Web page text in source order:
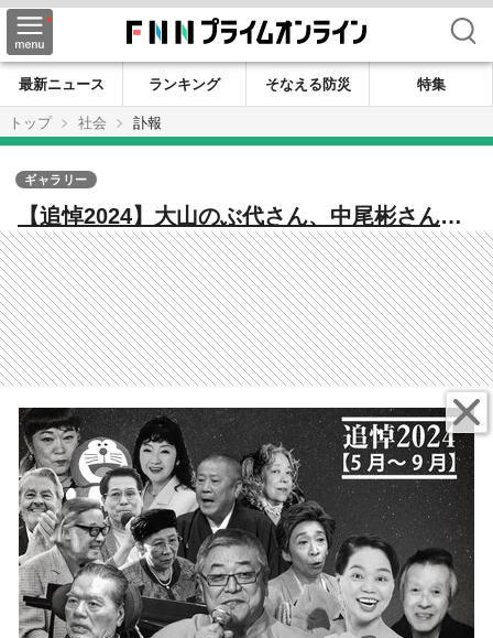
検索
最新ニュース ランキング そなえる防災
特集
トップ
社会 訃報
【追悼2024】大山のぶ代さん、中尾彬さん、
ピーコさん、今くるよさん、桂ざこばさん、
小原乃梨子さん…【5月～9月】
ギャラリー